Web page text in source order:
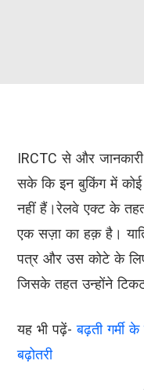
IRCTC से और जानकारी
सके कि इन बुकिंग में
नहीं हैं।रेलवे एक्ट के
एक सज़ा का हक़ है।
पत्र और उस कोटे के लिए
जिसके तहत उन्होंने
यह भी पढ़ें-बढ़ती गर्मी
बढ़ोतरी